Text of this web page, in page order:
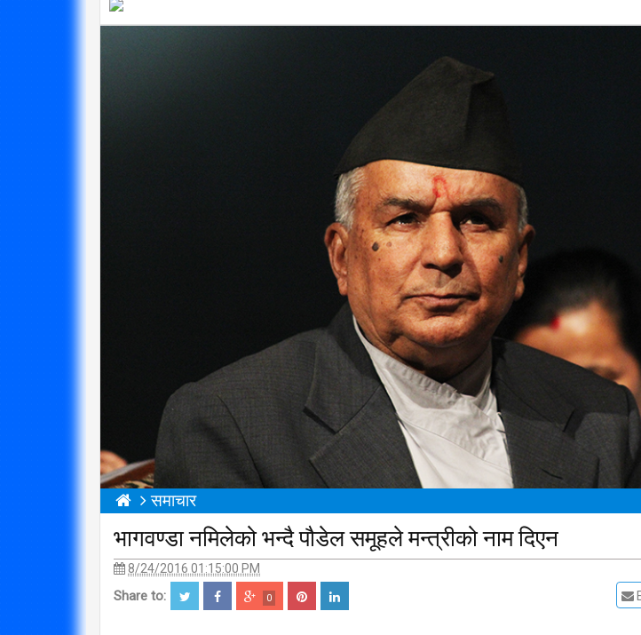
समाचार
भागवण्डा नमिलेको भन्दै पौडेल समूहले मन्त्रीको नाम दिएन
8/24/2016 01:15:00 PM
Share to: 0